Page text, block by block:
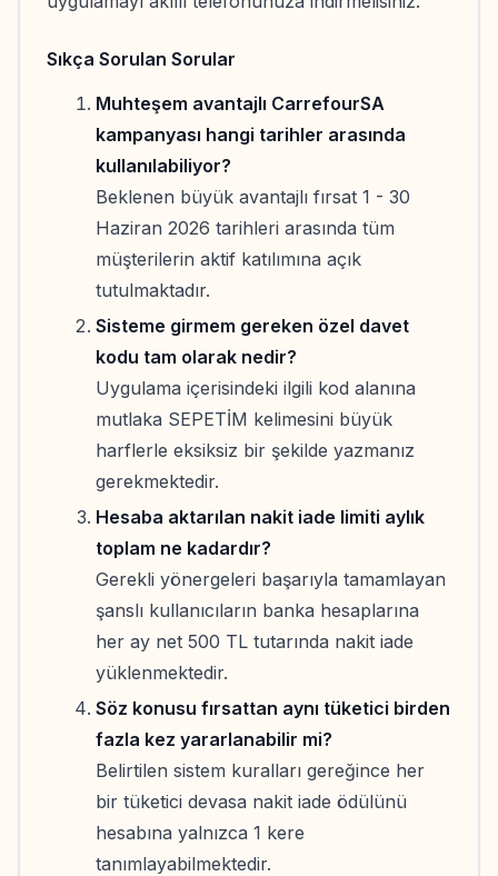
Sıkça Sorulan Sorular
Muhteşem avantajlı CarrefourSA
kampanyası hangi tarihler arasında
kullanılabiliyor?
Beklenen büyük avantajlı fırsat 1 - 30
Haziran 2026 tarihleri arasında tüm
müşterilerin aktif katılımına açık
tutulmaktadır.
Sisteme girmem gereken özel davet
kodu tam olarak nedir?
Uygulama içerisindeki ilgili kod alanına
mutlaka SEPETİM kelimesini büyük
harflerle eksiksiz bir şekilde yazmanız
gerekmektedir.
Hesaba aktarılan nakit iade limiti aylık
toplam ne kadardır?
Gerekli yönergeleri başarıyla tamamlayan
şanslı kullanıcıların banka hesaplarına
her ay net 500 TL tutarında nakit iade
yüklenmektedir.
Söz konusu fırsattan aynı tüketici birden
fazla kez yararlanabilir mi?
Belirtilen sistem kuralları gereğince her
bir tüketici devasa nakit iade ödülünü
hesabına yalnızca 1 kere
tanımlayabilmektedir.